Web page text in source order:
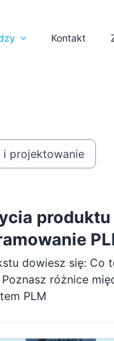
Kontakt
i projektowanie
produktu
dowiesz się: Co
różnice
PLM